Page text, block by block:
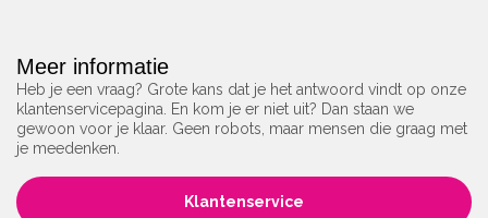
Meer informatie
Heb je een vraag? Grote kans dat je het antwoord vindt op onze
klantenservicepagina. En kom je er niet uit? Dan staan we
gewoon voor je klaar. Geen robots, maar mensen die graag met
je meedenken.
Klantenservice